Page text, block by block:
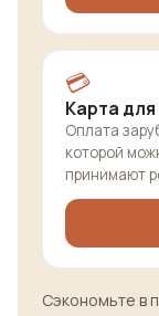
💳
Карта
Оплата
которой
принимают
Сэкономьте в